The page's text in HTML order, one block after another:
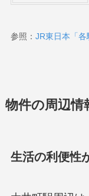
参照： JR東日本「各
物件の周辺情
生活の利便性